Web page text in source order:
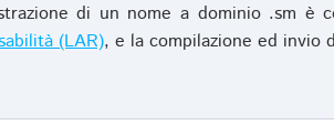
di un nome a dominio .sm è
(LAR), e la compilazione ed invio